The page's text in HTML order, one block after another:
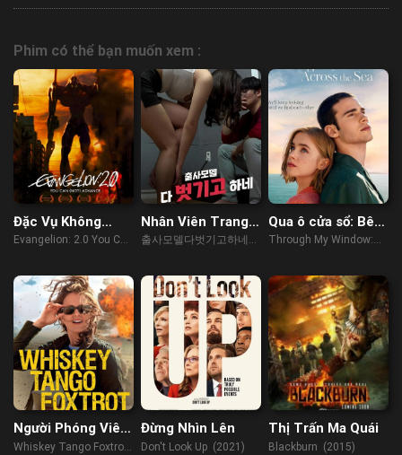
Phim có thể bạn muốn xem :
Đặc Vụ Không
Gian: Không Lùi
Evangelion: 2.0 You Can
Nhân Viên Trang
Điểm Mới Vào
출사모델다벗기고하네
Qua ô cửa sổ: Bên
kia đại dương
Through My Window:
Người Phóng Viên
Mỹ
Whiskey Tango Foxtrot
Đừng Nhìn Lên
Don't Look Up (2021)
Thị Trấn Ma Quái
Blackburn (2015)